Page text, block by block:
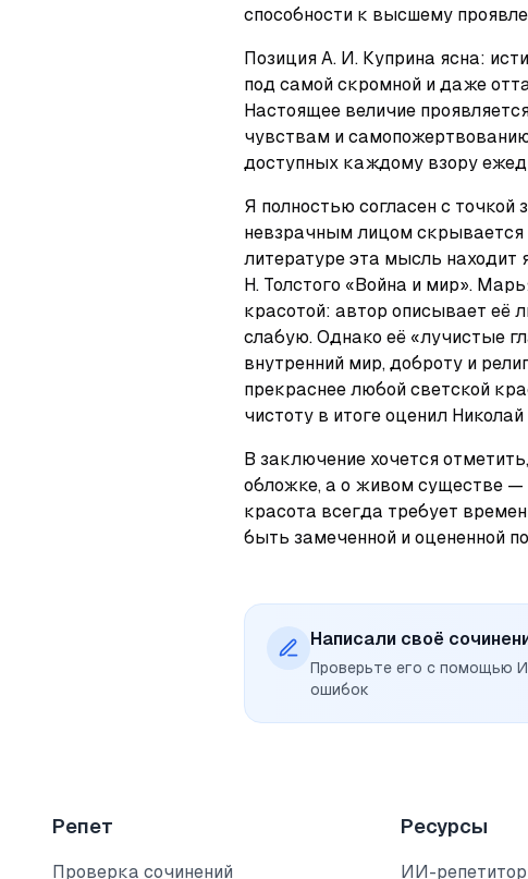
способности к высшему
Позиция А. И. Куприна ясна:
под самой скромной и даже
Настоящее величие
чувствам и
доступных каждому взору
Я полностью согласен с точкой
невзрачным лицом скрывается
литературе эта мысль
Н. Толстого «Война и мир».
красотой: автор описывает её
слабую. Однако её «лучистые
внутренний мир, доброту и
прекраснее любой светской
чистоту в итоге оценил
В заключение хочется
обложке, а о живом существе —
красота всегда требует
быть замеченной и оцененной
Написали своё
Проверьте его с помощью
ошибок
Репет
Проверка сочинений
Ресурсы
ИИ-